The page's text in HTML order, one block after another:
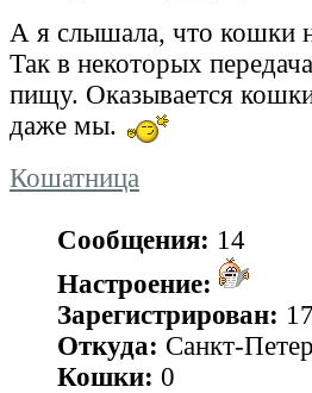
А я слышала, что кошки
Так в некоторых
пищу. Оказывается
даже мы.
Кошатница
Сообщения: 14
Настроение:
Зарегистрирован:
Откуда: Санкт-
Кошки: 0